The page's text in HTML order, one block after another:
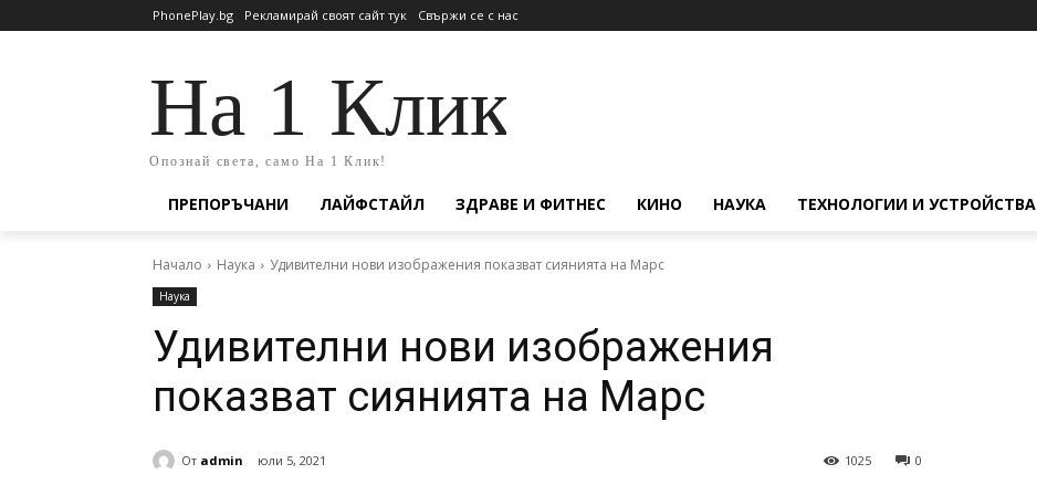
PhonePlay.bg Рекламирай своят сайт тук Свържи се с нас
На 1 Клик
Опознай света, само На 1 Клик!
ПРЕПОРЪЧАНИ ЛАЙФСТАЙЛ ЗДРАВЕ И ФИТНЕС КИНО НАУКА ТЕХНОЛОГИИ И УСТРОЙСТВА
Начало Наука Удивителни нови изображения показват сиянията на Марс
Наука
Удивителни нови изображения
показват сиянията на Марс
От admin юли 5, 2021 0
1025